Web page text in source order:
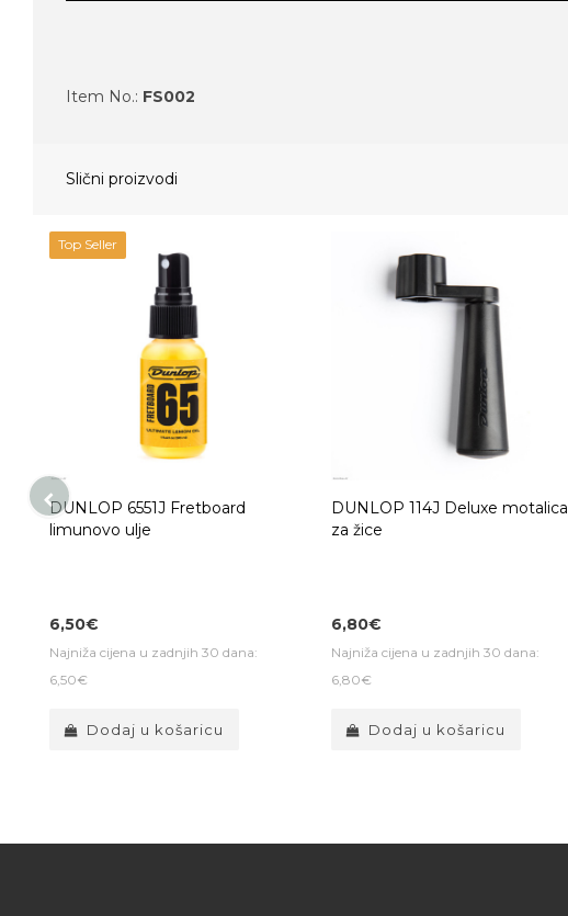
Item No.: FS002
Slični proizvodi
Top Seller
DUNLOP 6551J Fretboard
limunovo ulje
6,50€
Najniža cijena u zadnjih 30 dana:
6,50€
Dodaj u košaricu
DUNLOP 114J Deluxe motalica
za žice
6,80€
Najniža cijena u zadnjih 30 dana:
6,80€
Dodaj u košaricu